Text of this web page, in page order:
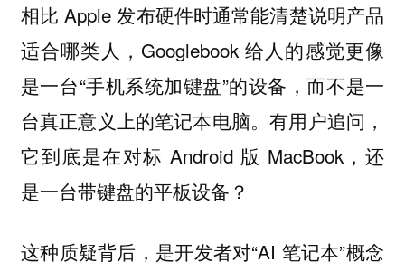
相比 Apple 发布硬件时通常能清楚说明产品
适合哪类人，Googlebook 给人的感觉更像
是一台“手机系统加键盘”的设备，而不是一
台真正意义上的笔记本电脑。有用户追问，
它到底是在对标 Android 版 MacBook，还
是一台带键盘的平板设备？
这种质疑背后，是开发者对“AI 笔记本”概念